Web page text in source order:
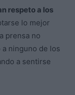
respeto a los
lo mejor
prensa no
ninguno de los
a sentirse